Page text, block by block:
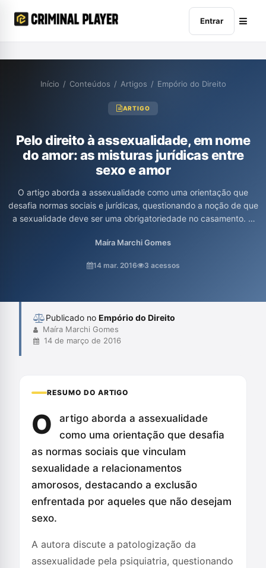
Entrar
Início / Conteúdos / Artigos / Empório do Direito
ARTIGO
Pelo direito à assexualidade, em nome
do amor: as misturas jurídicas entre
sexo e amor
O artigo aborda a assexualidade como uma orientação que
desafia normas sociais e jurídicas, questionando a noção de que
a sexualidade deve ser uma obrigatoriedade no casamento. A
falta de desejo sexual, enquanto os assexuais se veem como
a consumação sexual necessária para o casamento, ignorando a
Maíra Marchi Gomes
14 mar. 2016 3 acessos
Publicado no Empório do Direito
Maíra Marchi Gomes
14 de março de 2016
RESUMO DO ARTIGO
O
artigo aborda a assexualidade
como uma orientação que desafia
as normas sociais que vinculam
sexualidade a relacionamentos
amorosos, destacando a exclusão
enfrentada por aqueles que não desejam
sexo.
A autora discute a patologização da
assexualidade pela psiquiatria, questionando